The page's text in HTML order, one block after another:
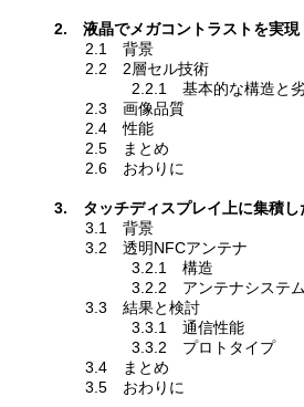
2. 液晶でメガコントラストを実現
2.1 背景
2.2 2層セル技術
2.2.1 基本的な構造と劣
2.3 画像品質
2.4 性能
2.5 まとめ
2.6 おわりに
3. タッチディスプレイ上に集積し
3.1 背景
3.2 透明NFCアンテナ
3.2.1 構造
3.2.2 アンテナシステム
3.3 結果と検討
3.3.1 通信性能
3.3.2 プロトタイプ
3.4 まとめ
3.5 おわりに